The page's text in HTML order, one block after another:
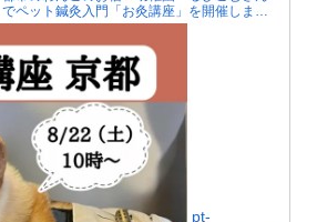
でペット鍼灸入門「お灸講座」を開催しま
す。夏はエアコンによる冷えで人もペットも
自律神経が傷みがちです。お灸で血行をよく
して冷えを解消しましょう。
pt-